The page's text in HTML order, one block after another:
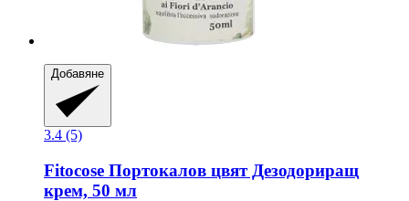
Добавяне
3.4 (5)
Fitocose Портокалов цвят Дезодориращ
крем, 50 мл